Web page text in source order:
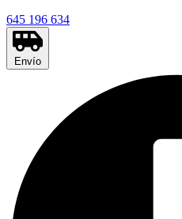
645 196 634
Envío